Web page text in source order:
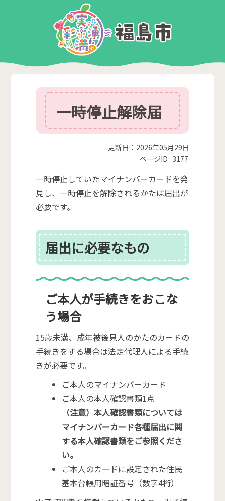
一時停止解除届
更新日：2026年05月29日
ページID : 3177
一時停止していたマイナンバーカードを発
見し、一時停止を解除されるかたは届出が
必要です。
届出に必要なもの
ご本人が手続きをおこな
う場合
15歳未満、成年被後見人のかたのカードの
手続きをする場合は法定代理人による手続
きが必要です。
ご本人のマイナンバーカード
ご本人の本人確認書類1点
（注意）本人確認書類については
マイナンバーカード各種届出に関
する本人確認書類をご参照くださ
い。
ご本人のカードに設定された住民
基本台帳用暗証番号（数字4桁）